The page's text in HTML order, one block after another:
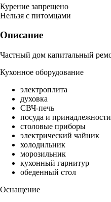
Курение запрещено
Нельзя с питомцами
Описание
Частный дом капитальный
Кухонное оборудование
электроплита
духовка
СВЧ-печь
посуда и принадлежности
столовые приборы
электрический чайник
холодильник
морозильник
кухонный гарнитур
обеденный стол
Оснащение